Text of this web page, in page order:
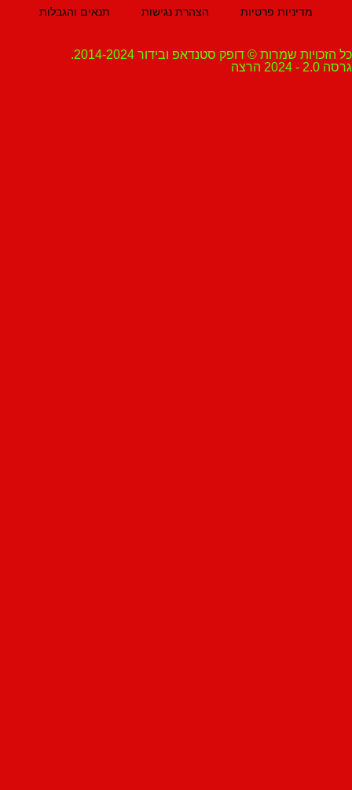
מדיניות פרטיות הצהרת נגישות תנאים והגבלות
שמרות © דופק סטנדאפ ובידור 2014-2024.